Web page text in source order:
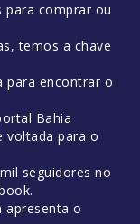
para comprar ou
temos a chave
para encontrar o
Bahia
voltada para o
seguidores no
apresenta o